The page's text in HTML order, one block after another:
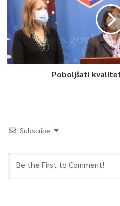
Poboljšati
Subscribe